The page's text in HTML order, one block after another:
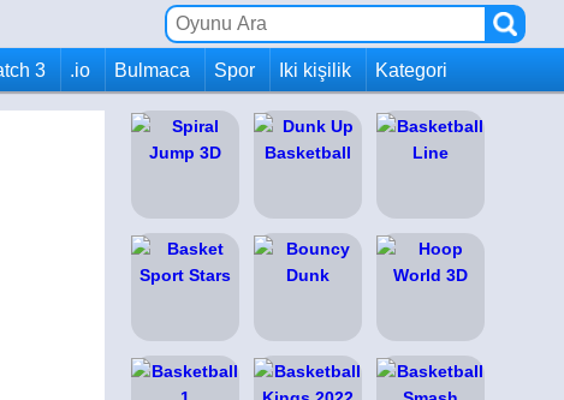
3 .io Bulmaca Spor Iki kişilik Kategori